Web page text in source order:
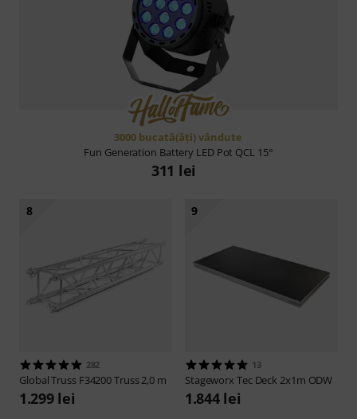
3000 bucată(ăţi) vândute
Fun Generation Battery LED Pot QCL 15°
311 lei
8
282
Global Truss F34200 Truss 2,0 m
1.299 lei
9
13
Stageworx Tec Deck 2x1m ODW
1.844 lei